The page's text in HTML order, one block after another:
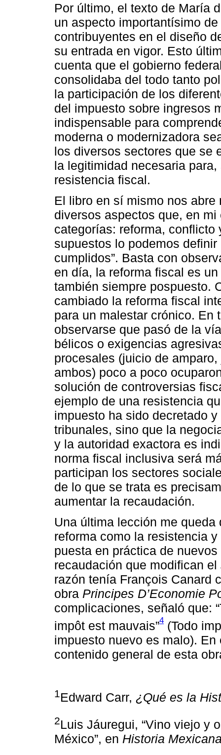
Por último, el texto de María
un aspecto importantísimo
contribuyentes en el diseño
su entrada en vigor. Esto
cuenta que el gobierno
consolidaba del todo tanto
la participación de los
del impuesto sobre ingresos
indispensable para
moderna o modernizadora
los diversos sectores que se
la legitimidad necesaria
resistencia fiscal.
El libro en sí mismo nos
diversos aspectos que, en
categorías: reforma,
supuestos lo podemos
cumplidos”. Basta con
en día, la reforma fiscal es
también siempre pospuesto.
cambiado la reforma fiscal
para un malestar crónico. En
observarse que pasó de la
bélicos o exigencias
procesales (juicio de
ambos) poco a poco
solución de controversias
ejemplo de una resistencia
impuesto ha sido decretado
tribunales, sino que la
y la autoridad exactora es
norma fiscal inclusiva será
participan los sectores
de lo que se trata es
aumentar la recaudación.
Una última lección me
reforma como la resistencia
puesta en práctica de
recaudación que modifican el
razón tenía François Canard
obra Principes D’Economie
complicaciones, señaló que:
impôt est mauvais”4 (Todo
impuesto nuevo es malo).
contenido general de esta
1Edward Carr, ¿Qué es la
2Luis Jáuregui, “Vino viejo y
México”, en Historia